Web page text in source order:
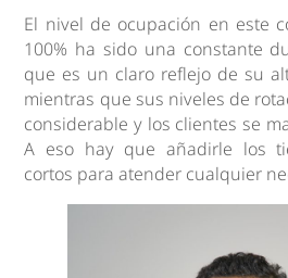
El nivel de ocupación en este
100% ha sido una constante
que es un claro reflejo de su
mientras que sus niveles de
considerable y los clientes se
A eso hay que añadirle los
cortos para atender cualquier